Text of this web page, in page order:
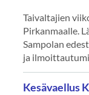
Taivaltajien
Pirkanmaalle.
Sampolan
ja
Kesävaellus